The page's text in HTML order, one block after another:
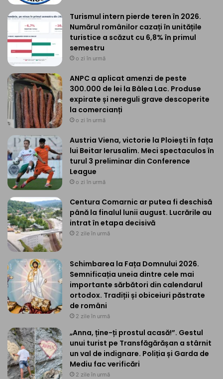
Turismul intern pierde teren în 2026.
Numărul românilor cazați în unitățile
turistice a scăzut cu 6,8% în primul
semestru
o zi în urmă
ANPC a aplicat amenzi de peste
300.000 de lei la Bâlea Lac. Produse
expirate și nereguli grave descoperite
la comercianți
o zi în urmă
Austria Viena, victorie la Ploiești în fața
lui Beitar Ierusalim. Meci spectaculos în
turul 3 preliminar din Conference
League
o zi în urmă
Centura Comarnic ar putea fi deschisă
până la finalul lunii august. Lucrările au
intrat în etapa decisivă
2 zile în urmă
Schimbarea la Fața Domnului 2026.
Semnificația uneia dintre cele mai
importante sărbători din calendarul
ortodox. Tradiții și obiceiuri păstrate
de români
2 zile în urmă
„Anna, ține-ți prostul acasă!”. Gestul
unui turist pe Transfăgărășan a stârnit
un val de indignare. Poliția și Garda de
Mediu fac verificări
2 zile în urmă